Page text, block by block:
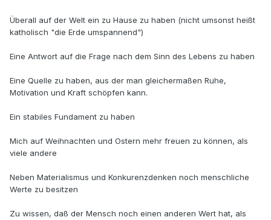
Überall auf der Welt ein zu Hause zu haben (nicht umsonst heißt
katholisch "die Erde umspannend")
Eine Antwort auf die Frage nach dem Sinn des Lebens zu haben
Eine Quelle zu haben, aus der man gleichermaßen Ruhe,
Motivation und Kraft schöpfen kann.
Ein stabiles Fundament zu haben
Mich auf Weihnachten und Ostern mehr freuen zu können, als
viele andere
Neben Materialismus und Konkurenzdenken noch menschliche
Werte zu besitzen
Zu wissen, daß der Mensch noch einen anderen Wert hat, als